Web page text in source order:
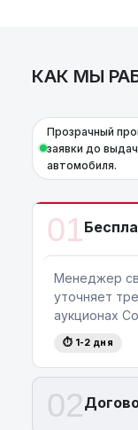
КАК МЫ
Прозрачный
заявки до
автомобиля.
01
Менеджер
уточняет
аукционах
⏱ 1-2 дня
02